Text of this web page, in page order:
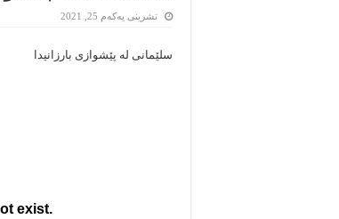
تشرینی یەکەم 25, 2021
سلێمانی لە پێشوازی بارزانیدا